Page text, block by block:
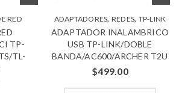
RED
TP-
TL-
ADAPTADORES, REDES, TP-LINK
ADAPTADOR INALAMBRICO
USB TP-LINK/DOBLE
BANDA/AC600/ARCHER T2U
$499.00